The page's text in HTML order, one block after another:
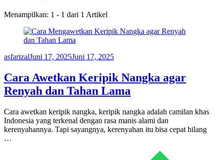
Menampilkan: 1 - 1 dari 1 Artikel
asfarizalJuni 17, 2025Juni 17, 2025
Cara Awetkan Keripik Nangka agar
Renyah dan Tahan Lama
Cara awetkan keripik nangka, keripik nangka adalah camilan khas
Indonesia yang terkenal dengan rasa manis alami dan
kerenyahannya. Tapi sayangnya, kerenyahan itu bisa cepat hilang
…